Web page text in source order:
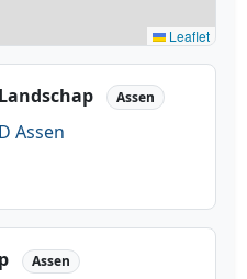
Leaflet
Assen
Assen
Assen